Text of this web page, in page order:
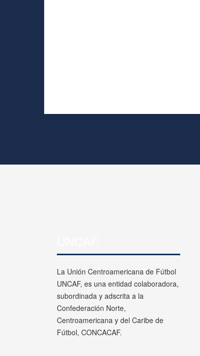
La Unión Centroamericana de Fútbol
UNCAF, es una entidad colaboradora,
subordinada y adscrita a la
Confederación Norte,
Centroamericana y del Caribe de
Fútbol, CONCACAF.